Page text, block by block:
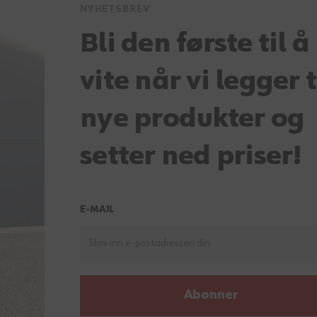
Bli den første til å
vite når vi legger
nye produkter og
setter ned priser!
E-MAIL
Abonner